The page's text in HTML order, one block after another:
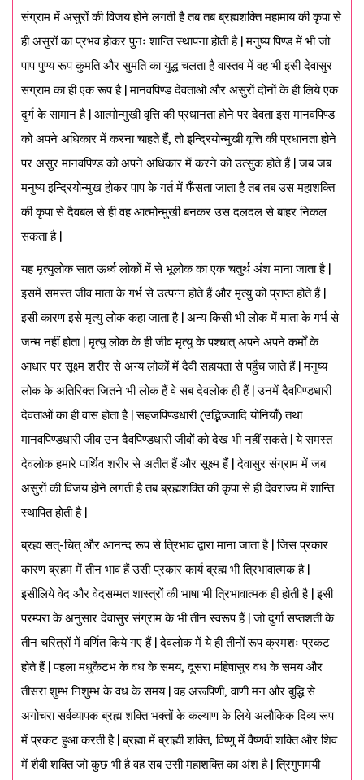
संग्राम में असुरों की विजय होने लगती है तब तब ब्रह्मशक्ति महामाय की कृपा से
ही असुरों का प्रभव होकर पुनः शान्ति स्थापना होती है | मनुष्य पिण्ड में भी जो
पाप पुण्य रूप कुमति और सुमति का युद्ध चलता है वास्तव में वह भी इसी देवासुर
संग्राम का ही एक रूप है | मानवपिण्ड देवताओं और असुरों दोनों के ही लिये एक
दुर्ग के सामान है | आत्मोन्मुखी वृत्ति की प्रधानता होने पर देवता इस मानवपिण्ड
को अपने अधिकार में करना चाहते हैं, तो इन्द्रियोन्मुखी वृत्ति की प्रधानता होने
पर असुर मानवपिण्ड को अपने अधिकार में करने को उत्सुक होते हैं | जब जब
मनुष्य इन्द्रियोन्मुख होकर पाप के गर्त में फँसता जाता है तब तब उस महाशक्ति
की कृपा से दैवबल से ही वह आत्मोन्मुखी बनकर उस दलदल से बाहर निकल
सकता है |
यह मृत्युलोक सात ऊर्ध्व लोकों में से भूलोक का एक चतुर्थ अंश माना जाता है |
इसमें समस्त जीव माता के गर्भ से उत्पन्न होते हैं और मृत्यु को प्राप्त होते हैं |
इसी कारण इसे मृत्यु लोक कहा जाता है | अन्य किसी भी लोक में माता के गर्भ से
जन्म नहीं होता | मृत्यु लोक के ही जीव मृत्यु के पश्चात् अपने अपने कर्मों के
आधार पर सूक्ष्म शरीर से अन्य लोकों में दैवी सहायता से पहुँच जाते हैं | मनुष्य
लोक के अतिरिक्त जितने भी लोक हैं वे सब देवलोक ही हैं | उनमें दैवपिण्डधारी
देवताओं का ही वास होता है | सहजपिण्डधारी (उद्भिज्जादि योनियाँ) तथा
मानवपिण्डधारी जीव उन दैवपिण्डधारी जीवों को देख भी नहीं सकते | ये समस्त
देवलोक हमारे पार्थिव शरीर से अतीत हैं और सूक्ष्म हैं | देवासुर संग्राम में जब
असुरों की विजय होने लगती है तब ब्रह्मशक्ति की कृपा से ही देवराज्य में शान्ति
स्थापित होती है |
ब्रह्म सत्-चित् और आनन्द रूप से त्रिभाव द्वारा माना जाता है | जिस प्रकार
कारण ब्रहम में तीन भाव हैं उसी प्रकार कार्य ब्रह्म भी त्रिभावात्मक है |
इसीलिये वेद और वेदसम्मत शास्त्रों की भाषा भी त्रिभावात्मक ही होती है | इसी
परम्परा के अनुसार देवासुर संग्राम के भी तीन स्वरूप हैं | जो दुर्गा सप्तशती के
तीन चरित्रों में वर्णित किये गए हैं | देवलोक में ये ही तीनों रूप क्रमशः प्रकट
होते हैं | पहला मधुकैटभ के वध के समय, दूसरा महिषासुर वध के समय और
तीसरा शुम्भ निशुम्भ के वध के समय | वह अरूपिणी, वाणी मन और बुद्धि से
अगोचरा सर्वव्यापक ब्रह्म शक्ति भक्तों के कल्याण के लिये अलौकिक दिव्य रूप
में प्रकट हुआ करती है | ब्रह्मा में ब्राह्मी शक्ति, विष्णु में वैष्णवी शक्ति और शिव
में शैवी शक्ति जो कुछ भी है वह सब उसी महाशक्ति का अंश है | त्रिगुणमयी